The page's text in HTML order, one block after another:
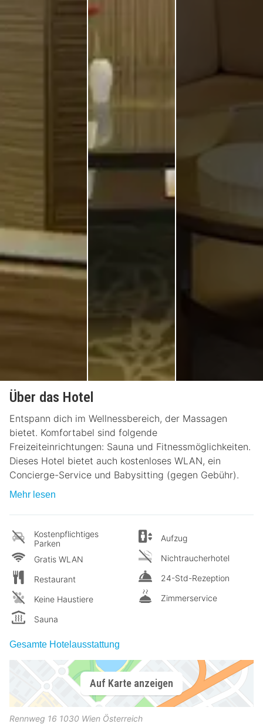
Über das Hotel
Entspann dich im Wellnessbereich, der Massagen
bietet. Komfortabel sind folgende
Freizeiteinrichtungen: Sauna und Fitnessmöglichkeiten.
Dieses Hotel bietet auch kostenloses WLAN, ein
Concierge-Service und Babysitting (gegen Gebühr).
Mehr lesen
Kostenpflichtiges
Parken
Gratis WLAN
Restaurant
Keine Haustiere
Sauna
Aufzug
Nichtraucherhotel
24-Std-Rezeption
Zimmerservice
Gesamte Hotelausstattung
Auf Karte anzeigen
Rennweg 16 1030 Wien Österreich